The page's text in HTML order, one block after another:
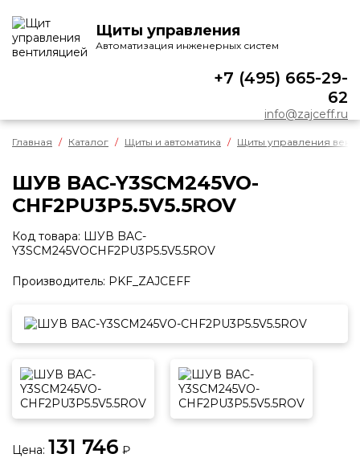
Щиты управления
Автоматизация инженерных систем
+7 (495) 665-29-
62
info@zajceff.ru
О КОМПАНИИ
О нас
Реквизиты
Положение о гарантии
Сертификат
Реализованные объекты
УСЛУГИ
Щиты и автоматика
Регуляторы оборотов
Приводы
СТАТЬИ
БИБЛИОТЕКА
Главная Каталог Щиты и автоматика Щиты управления
ШУВ BAC-Y3SCM245VO-
CHF2PU3P5.5V5.5ROV
Код товара: ШУВ BAC-
Y3SCM245VOCHF2PU3P5.5V5.5ROV
Производитель: PKF_ZAJCEFF
Цена: 131 746 ₽